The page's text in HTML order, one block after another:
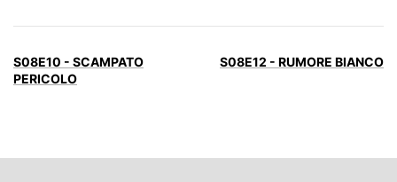
S08E10 - SCAMPATO
PERICOLO
S08E12 - RUMORE BIANCO